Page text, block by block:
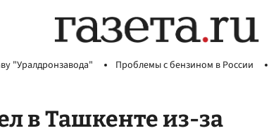
"Уралдронзавода" Проблемы с бензином в России
в Ташкенте из-за